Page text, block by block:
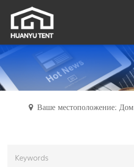
Ваше местоположение: Дом